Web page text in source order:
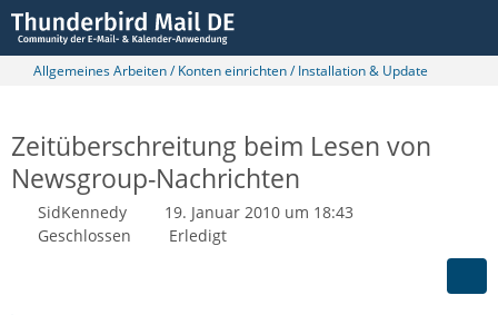
Allgemeines Arbeiten / Konten einrichten / Installation & Update
Zeitüberschreitung beim Lesen von
Newsgroup-Nachrichten
SidKennedy
19. Januar 2010 um 18:43
Geschlossen
Erledigt